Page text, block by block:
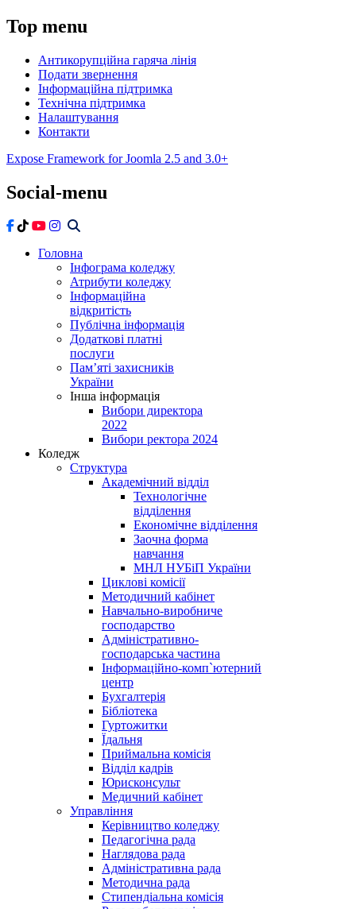
Top menu
Антикорупційна гаряча лінія
Подати звернення
Інформаційна підтримка
Технічна підтримка
Налаштування
Контакти
Expose Framework for Joomla 2.5 and 3.0+
Social-menu
Головна
Інфограма коледжу
Атрибути коледжу
Інформаційна
відкритість
Публічна інформація
Додаткові платні
послуги
Пам’яті захисників
України
Інша інформація
Вибори директора
2022
Вибори ректора 2024
Коледж
Структура
Академічний відділ
Технологічне
відділення
Економічне відділення
Заочна форма
навчання
МНЛ НУБіП України
Циклові комісії
Методичний кабінет
Навчально-виробниче
господарство
Адміністративно-
господарська частина
Інформаційно-комп`ютерний
центр
Бухгалтерія
Бібліотека
Гуртожитки
Їдальня
Приймальна комісія
Відділ кадрів
Юрисконсульт
Медичний кабінет
Управління
Керівництво коледжу
Педагогічна рада
Наглядова рада
Адміністративна рада
Методична рада
Стипендіальна комісія